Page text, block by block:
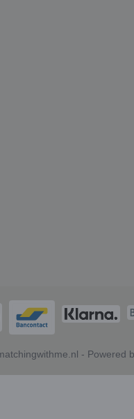
- Powered